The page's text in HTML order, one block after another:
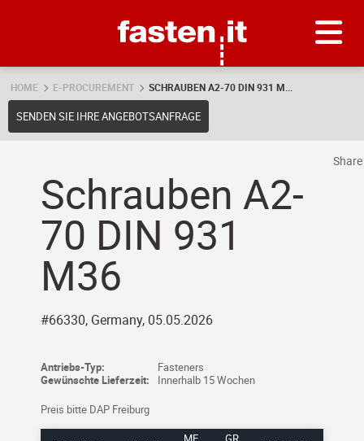
HOME E-PROCUREMENT SCHRAUBEN A2-70 DIN 931 M...
SENDEN SIE IHRE ANGEBOTSANFRAGE
Schrauben A2-
70 DIN 931
M36
#66330, Germany, 05.05.2026
Antriebs-Typ:
Fasteners
Gewünschte Lieferzeit:
Innerhalb 15 Wochen
Preis bitte DAP Freiburg
Share